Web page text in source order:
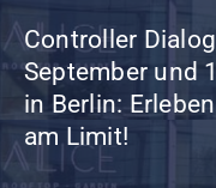
Controller Dialog
September und
in Berlin:
am Limit!